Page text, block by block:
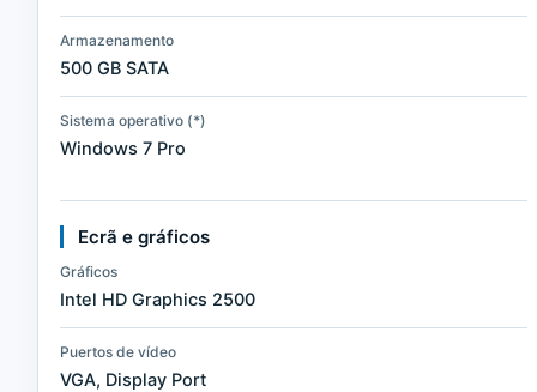
Armazenamento
500 GB SATA
Sistema operativo (*)
Windows 7 Pro
Ecrã e gráficos
Gráficos
Intel HD Graphics 2500
Puertos de vídeo
VGA, Display Port